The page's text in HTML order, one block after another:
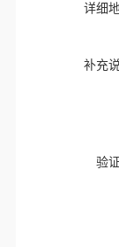
详细
补充
验